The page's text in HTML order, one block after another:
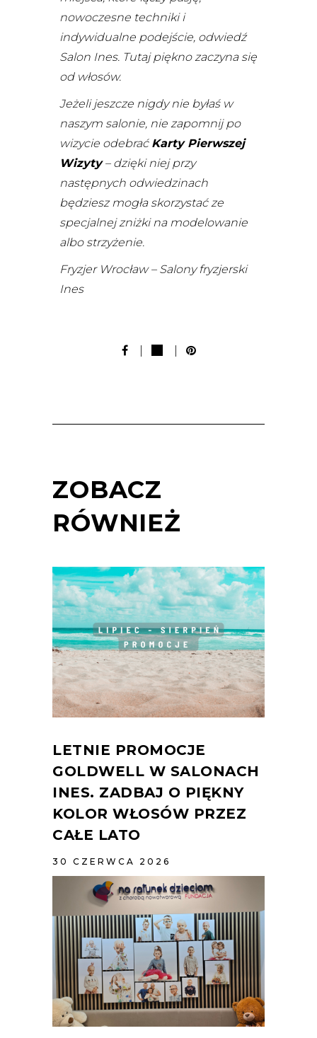
nowoczesne techniki i
indywidualne podejście, odwiedź
Salon Ines. Tutaj piękno zaczyna się
od włosów.
Jeżeli jeszcze nigdy nie byłaś w
naszym salonie, nie zapomnij po
wizycie odebrać Karty Pierwszej
Wizyty– dzięki niej przy
następnych odwiedzinach
będziesz mogła skorzystać ze
specjalnej zniżki na modelowanie
albo strzyżenie.
Fryzjer Wrocław – Salony fryzjerski
Ines
ZOBACZ
RÓWNIEŻ
LETNIE PROMOCJE
GOLDWELL W SALONACH
INES. ZADBAJ O PIĘKNY
KOLOR WŁOSÓW PRZEZ
CAŁE LATO
30 CZERWCA 2026